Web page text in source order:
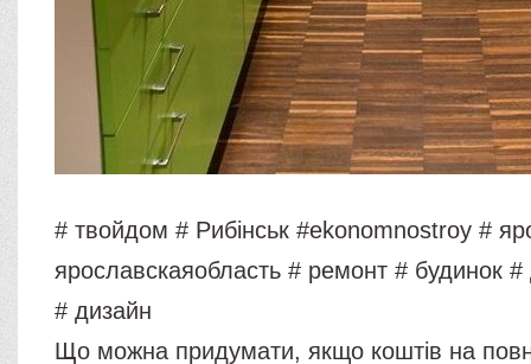
# твойдом # Рибінськ #ekonomnostroy #
ярославскаяобласть # ремонт # будинок
# дизайн
Що можна придумати, якщо коштів на